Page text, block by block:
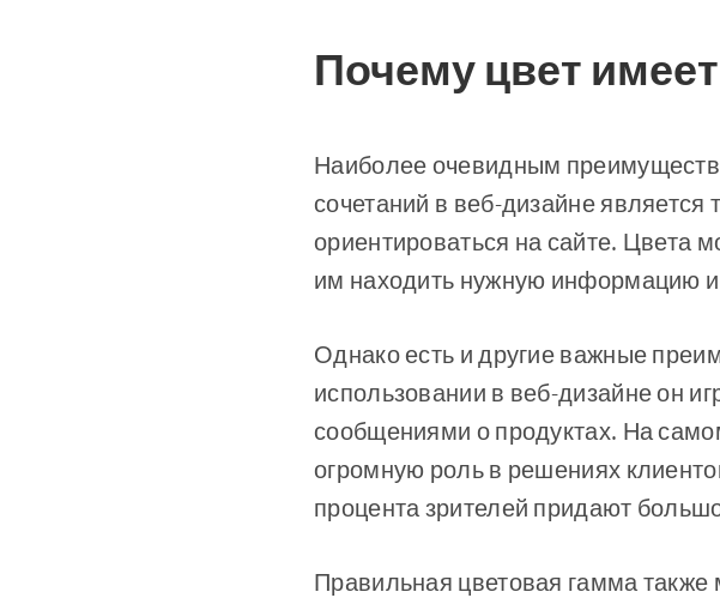
Почему цвет
Наиболее очевидным
сочетаний в веб-дизайне является
ориентироваться на сайте. Цвета
им находить нужную информацию и
Однако есть и другие важные
использовании в веб-дизайне он
сообщениями о продуктах. На
огромную роль в решениях
процента зрителей придают
Правильная цветовая гамма также